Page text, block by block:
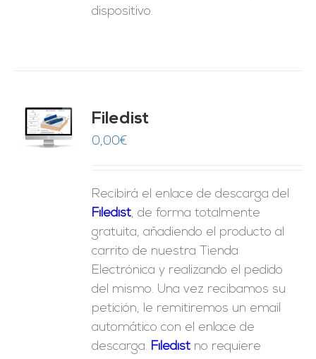
dispositivo.
Filedist
0,00€
Recibirá el enlace de descarga del
Filedist, de forma totalmente
gratuita, añadiendo el producto al
carrito de nuestra Tienda
Electrónica y realizando el pedido
del mismo. Una vez recibamos su
petición, le remitiremos un email
automático con el enlace de
descarga. Filedist no requiere